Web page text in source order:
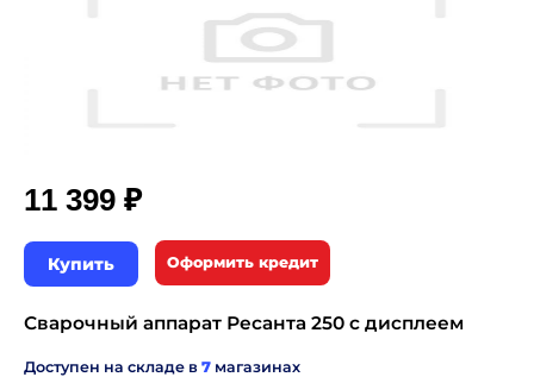
11 399 ₽
Купить Оформить кредит
Сварочный аппарат Ресанта 250 с дисплеем
Доступен на складе в 7 магазинах